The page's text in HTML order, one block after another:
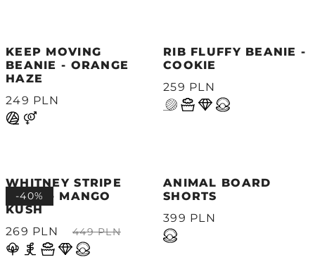
KEEP MOVING
BEANIE - ORANGE
HAZE
249 PLN
RIB FLUFFY BEANIE -
COOKIE
259 PLN
WHITNEY STRIPE
SHIRT - MANGO
KUSH
269 PLN
449 PLN
-40%
ANIMAL BOARD
SHORTS
399 PLN